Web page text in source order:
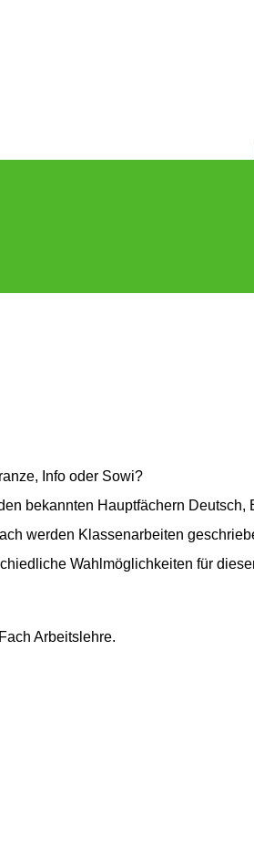
Info oder Sowi?
bekannten Hauptfächern Deutsch,
werden Klassenarbeiten
Wahlmöglichkeiten für
Arbeitslehre.